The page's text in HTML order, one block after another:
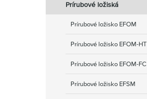
Prírubové ložiská
Prírubové ložisko EFOM
Prírubové ložisko EFOM-HT
Prírubové ložisko EFOM-FC
Prírubové ložisko EFSM